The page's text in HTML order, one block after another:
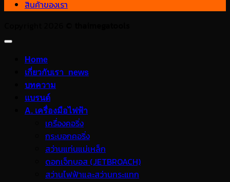
สินค้าของเรา
Home
เกี่ยวกับเรา_news
บทความ
แบรนด์
A. เครื่องมือไฟฟ้า
เครื่องคอริ่ง
กระบอกคอริ่ง
สว่านแท่นแม่เหล็ก
ดอกเจ็ทบอส (JETBROACH)
สว่านไฟฟ้าและสว่านกระแทก